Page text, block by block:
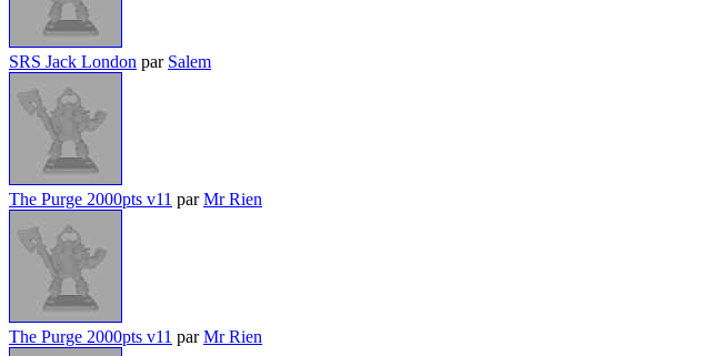
SRS Jack London par Salem
The Purge 2000pts v11 parMr Rien
The Purge 2000pts v11 parMr Rien